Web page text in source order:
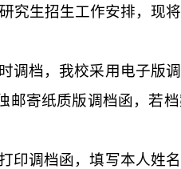
究生招生工作安排， 现
调档，我校采用电子版
邮寄纸质版调档函，若
印调档函，填写本人姓